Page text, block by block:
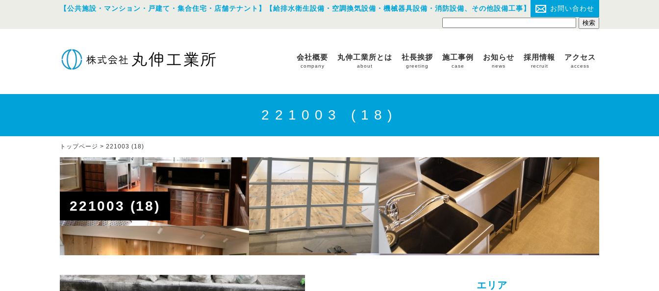
【公共施設・マンション・戸建て・集合住宅・店舗テナント】【給排水衛生設備・空調換気設備・機械器具設備・消防設備、その他設備工事】 お問い合わせ
会社概要
company
丸伸工業所とは
about
社長挨拶
greeting
施工事例
case
お知らせ
news
採用情報
recruit
アクセス
access
221003 (18)
トップページ > 221003 (18)
221003 (18)
エリア